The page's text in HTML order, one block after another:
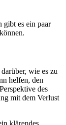
gibt es ein paar
wie es zu
helfen, den
des
mit dem Verlust
klärendes